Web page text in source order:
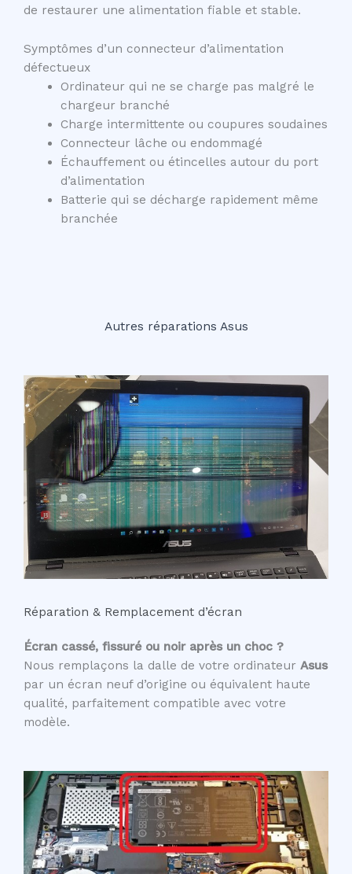
de restaurer une alimentation fiable et stable.
Symptômes d’un connecteur d’alimentation
défectueux
Ordinateur qui ne se charge pas malgré le
chargeur branché
Charge intermittente ou coupures soudaines
Connecteur lâche ou endommagé
Échauffement ou étincelles autour du port
d’alimentation
Batterie qui se décharge rapidement même
branchée
Autres réparations Asus
Réparation & Remplacement d’écran
Écran cassé, fissuré ou noir après un choc ?
Nous remplaçons la dalle de votre ordinateur Asus
par un écran neuf d’origine ou équivalent haute
qualité, parfaitement compatible avec votre
modèle.